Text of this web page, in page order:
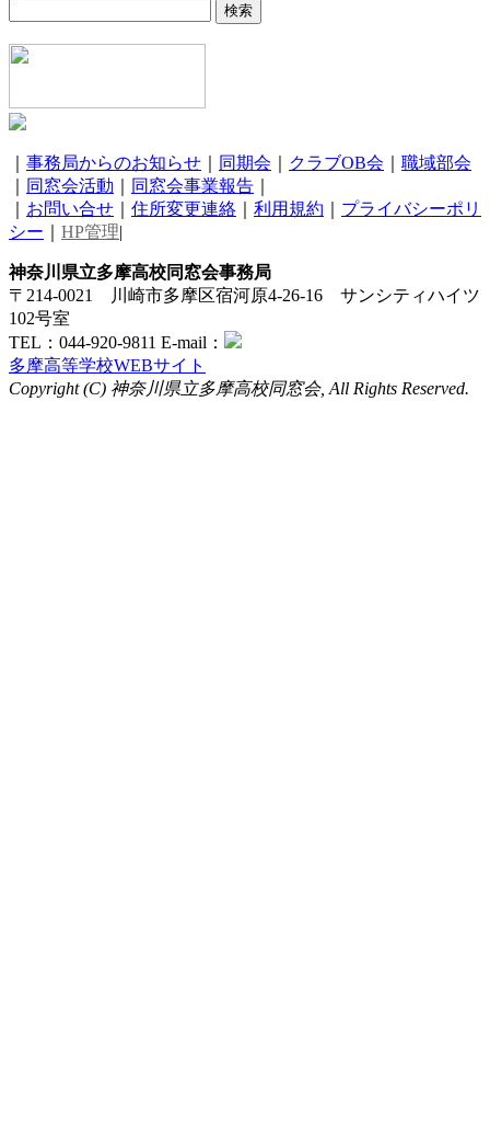
事務局からのお知らせ 同期会 クラブOB会
職域部会
同窓会活動 同窓会事業報告
お問い合せ 住所変更連絡 利用規約
プライバシーポリ
シー
HP管理|
神奈川県立多摩高校同窓会事務局
〒214-0021 川崎市多摩区宿河原4-26-16 サンシティハイツ
102号室
TEL：044-920-9811 E-mail：
多摩高等学校WEBサイト
Copyright (C) 神奈川県立多摩高校同窓会, All Rights Reserved.